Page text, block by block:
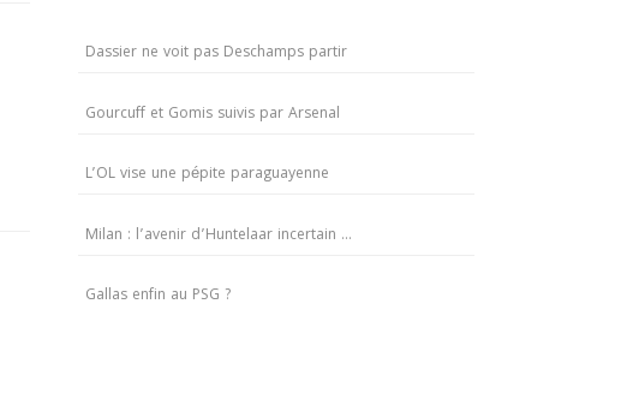
Dassier ne voit pas Deschamps partir
Gourcuff et Gomis suivis par Arsenal
L’OL vise une pépite paraguayenne
Milan : l’avenir d’Huntelaar incertain …
Gallas enfin au PSG ?